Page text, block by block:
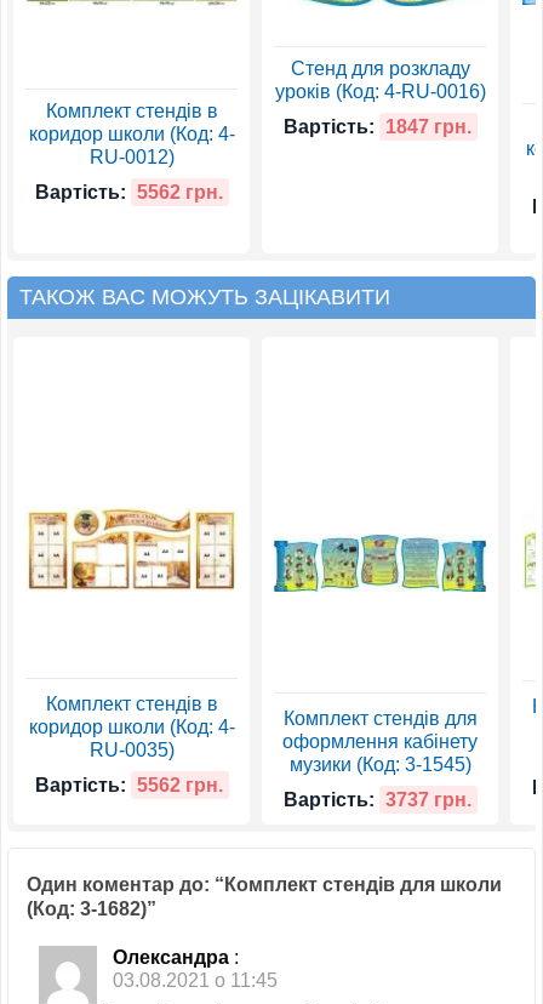
Комплект стендів в
коридор школи (Код: 4-
RU-0012)
Вартість: 5562 грн.
Стенд для розкладу
уроків (Код: 4-RU-0016)
Вартість:
1847 грн.
ТАКОЖ ВАС МОЖУТЬ ЗАЦІКАВИТИ
Комплект стендів в
коридор школи (Код: 4-
RU-0035)
Вартість: 5562 грн.
Комплект стендів для
оформлення кабінету
музики (Код: 3-1545)
Вартість: 3737 грн.
Один коментар до: “Комплект стендів для школи
(Код: 3-1682)”
Олександра :
03.08.2021 о 11:45